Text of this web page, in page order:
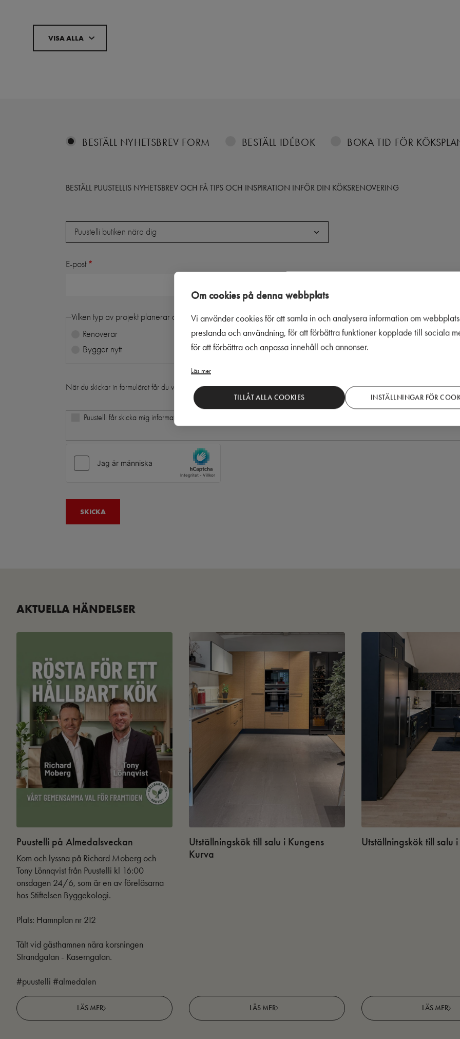
VISA ALLA
BESTÄLL NYHETSBREV FORM BESTÄLL IDÉBOK BOKA TID FÖR
BESTÄLL PUUSTELLIS NYHETSBREV OCH FÅ TIPS OCH INSPIRATION INFÖR DIN KÖKSRENOVERING
ButikPuustelli butiken nära dig
E-post
Vilken typ av projekt planerar du:
Renoverar
Bygger nytt
När du skickar in formuläret får du vårt nyhetsbrev i din e-postadress. Läs om vårintegritetspolicy.
Puustelli får skicka mig information och erbjudanden, jag godkänner Puustellis integritetspolicy.
AKTUELLA HÄNDELSER
Puustelli på Almedalsveckan
Kom och lyssna på Richard Moberg och
Tony Lönnqvist från Puustelli kl 16:00
onsdagen 24/6, som är en av föreläsarna
hos Stiftelsen Byggekologi.
Plats: Hamnplan nr 212
Tält vid gästhamnen nära korsningen
Strandgatan - Kaserngatan.
#puustelli #almedalen
LÄS MER
Utställningskök till salu i Kungens
Kurva
LÄS MER
Utställningskök till salu
LÄS MER
Om cookies på denna webbplats
Vi använder cookies för att samla in och analysera information om
prestanda och användning, för att förbättra funktioner kopplade till sociala
för att förbättra och anpassa innehåll och annonser.
Läs mer
TILLÅT ALLA COOKIES INSTÄLLNINGAR FÖR